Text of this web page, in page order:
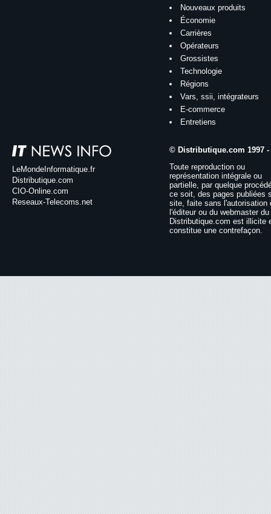
Nouveaux produits
Économie
Carrières
Opérateurs
Grossistes
Technologie
Régions
Vars, ssii, intégrateurs
E-commerce
Entretiens
LeMondeInformatique.fr
Distributique.com
CIO-Online.com
Reseaux-Telecoms.net
© Distributique.com 1997 -
Toute reproduction ou
représentation intégrale ou
partielle, par quelque
ce soit, des pages publiées
site, faite sans l'autorisation
l'éditeur ou du webmaster
Distributique.com est illicite
constitue une contrefaçon.